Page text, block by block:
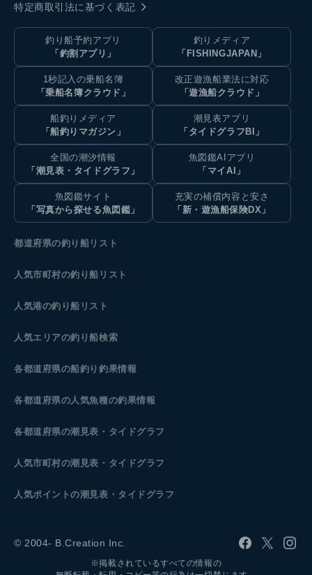
特定商取引法に基づく表記
釣り船予約アプリ
「釣割アプリ」
釣りメディア
「FISHINGJAPAN」
1秒記入の乗船名簿
「乗船名簿クラウド」
改正遊漁船業法に対応
「遊漁船クラウド」
船釣りメディア
「船釣りマガジン」
潮見表アプリ
「タイドグラフBI」
全国の潮汐情報
「潮見表・タイドグラフ」
魚図鑑AIアプリ
「マイAI」
魚図鑑サイト
「写真から探せる魚図鑑」
充実の補償内容と安さ
「新・遊漁船保険DX」
都道府県の釣り船リスト
人気市町村の釣り船リスト
人気港の釣り船リスト
人気エリアの釣り船検索
各都道府県の船釣り釣果情報
各都道府県の人気魚種の釣果情報
各都道府県の潮見表 ・タイドグラフ
人気市町村の潮見表・タイドグラフ
人気ポイントの潮見表・タイドグラフ
© 2004- B.Creation Inc.
※掲載されているすべての情報の